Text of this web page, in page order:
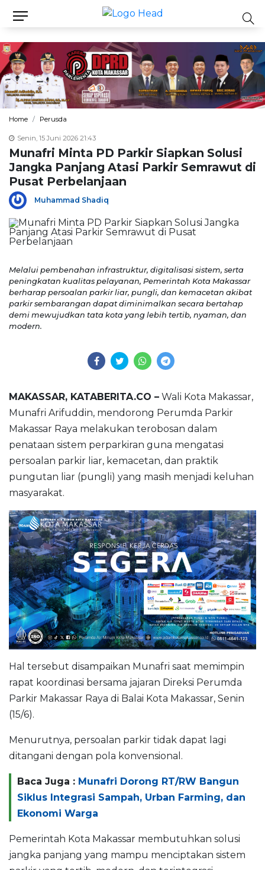
Home Perusda
Senin, 15 Juni 2026 21:43
Munafri Minta PD Parkir Siapkan Solusi
Jangka Panjang Atasi Parkir Semrawut di
Pusat Perbelanjaan
Muhammad Shadiq
Melalui pembenahan infrastruktur, digitalisasi sistem, serta
peningkatan kualitas pelayanan, Pemerintah Kota Makassar
berharap persoalan parkir liar, pungli, dan kemacetan akibat
parkir sembarangan dapat diminimalkan secara bertahap
demi mewujudkan tata kota yang lebih tertib, nyaman, dan
modern.
MAKASSAR, KATABERITA.CO – Wali Kota Makassar,
Munafri Arifuddin, mendorong Perumda Parkir
Makassar Raya melakukan terobosan dalam
penataan sistem perparkiran guna mengatasi
persoalan parkir liar, kemacetan, dan praktik
pungutan liar (pungli) yang masih menjadi keluhan
masyarakat.
Hal tersebut disampaikan Munafri saat memimpin
rapat koordinasi bersama jajaran Direksi Perumda
Parkir Makassar Raya di Balai Kota Makassar, Senin
(15/6).
Menurutnya, persoalan parkir tidak dapat lagi
ditangani dengan pola konvensional.
Baca Juga : Munafri Dorong RT/RW Bangun
Siklus Integrasi Sampah, Urban Farming, dan
Ekonomi Warga
Pemerintah Kota Makassar membutuhkan solusi
jangka panjang yang mampu menciptakan sistem